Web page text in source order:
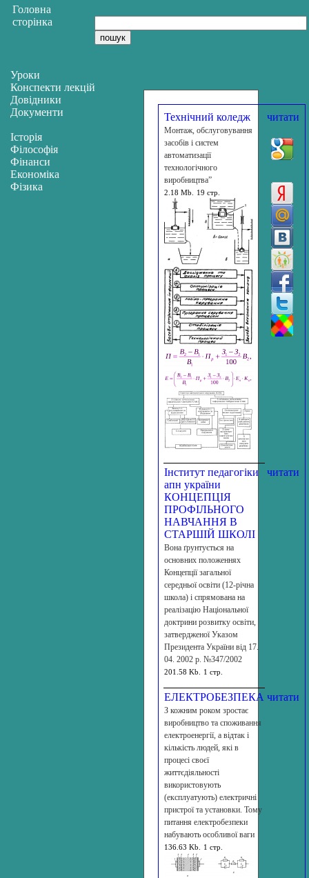
Технічний коледж
Монтаж, обслуговування
засобів і систем
автоматизації
технологічного
виробництва”
2.18 Mb. 19 стр.
читати
Інститут педагогіки
апн україни
КОНЦЕПЦІЯ
ПРОФІЛЬНОГО
НАВЧАННЯ В
СТАРШІЙ ШКОЛІ
Вона ґрунтується на
основних положеннях
Концепції загальної
середньої освіти (12-річна
школа) і спрямована на
реалізацію Національної
доктрини розвитку освіти,
затвердженої Указом
Президента України від 17.
04. 2002 р. №347/2002
201.58 Kb. 1 стр.
читати
ЕЛЕКТРОБЕЗПЕКА
З кожним роком зростає
виробництво та споживання
електроенергії, а відтак і
кількість людей, які в
процесі своєї
життєдіяльності
використовують
(експлуатують) електричні
пристрої та установки. Тому
питання електробезпеки
набувають особливої ваги
136.63 Kb. 1 стр.
читати
Уроки
Конспекти лекцій
Довідники
Документи
Історія
Філософія
Фінанси
Економіка
Фізика
Головна
сторінка